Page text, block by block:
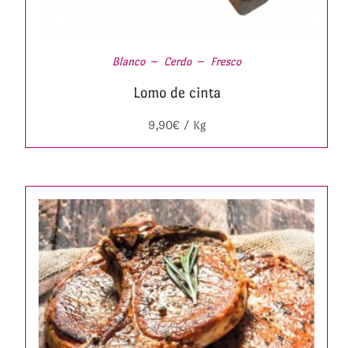
Blanco Cerdo Fresco
Lomo de cinta
9,90€/ Kg